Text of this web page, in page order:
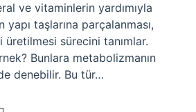
ve vitaminlerin yardımıyla
taşlarına parçalanması,
üretilmesi sürecini tanımlar.
Bunlara metabolizmanın
denebilir. Bu tür…